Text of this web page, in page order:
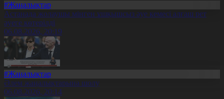
#Жаңалықтар
Астанада жолаушы мінген ұшқышсыз әуе кемесі алғаш рет
әуеге көтерілді
06.08.2026, 20:19
#Жаңалықтар
Әлем жаңалықтарына шолу
06.08.2026, 20:14